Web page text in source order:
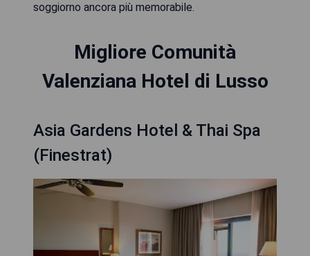
soggiorno ancora più memorabile.
Migliore Comunità
Valenziana Hotel di Lusso
Asia Gardens Hotel & Thai Spa
(Finestrat)